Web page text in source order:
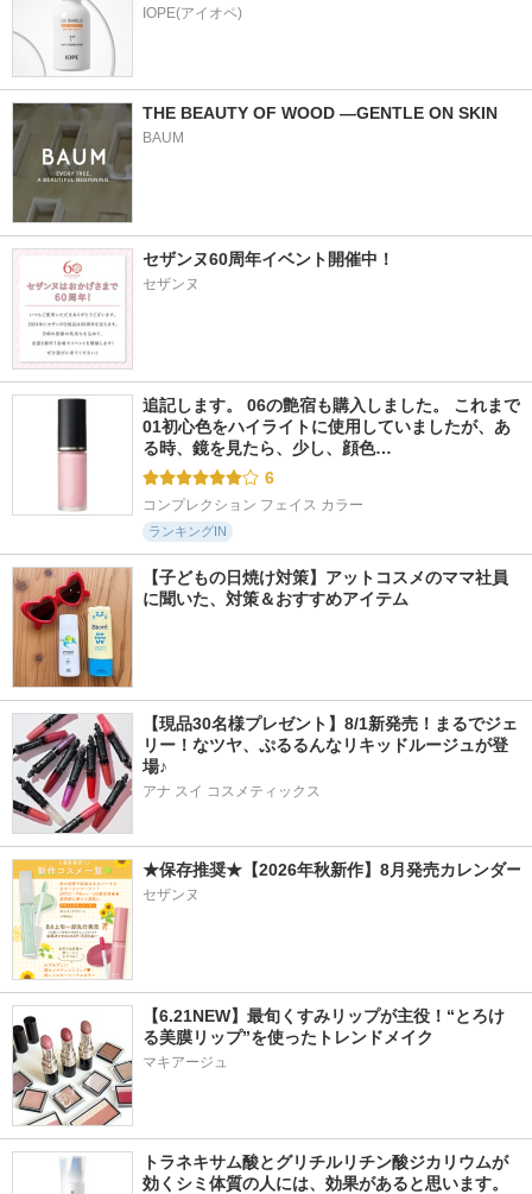
IOPE(アイオペ)
THE BEAUTY OF WOOD ―GENTLE ON SKIN
BAUM
セザンヌ60周年イベント開催中！
セザンヌ
追記します。 06の艶宿も購入しました。 これまで
01初心色をハイライトに使用していましたが、あ
る時、鏡を見たら、少し、顔色…
6
コンプレクション フェイス カラー
ランキングIN
【子どもの日焼け対策】アットコスメのママ社員
に聞いた、対策＆おすすめアイテム
【現品30名様プレゼント】8/1新発売！まるでジェ
リー！なツヤ、ぷるるんなリキッドルージュが登
場♪
アナ スイ コスメティックス
★保存推奨★【2026年秋新作】8月発売カレンダー
セザンヌ
【6.21NEW】最旬くすみリップが主役！“とろけ
る美膜リップ”を使ったトレンドメイク
マキアージュ
トラネキサム酸とグリチルリチン酸ジカリウムが
効くシミ体質の人には、効果があると思います。